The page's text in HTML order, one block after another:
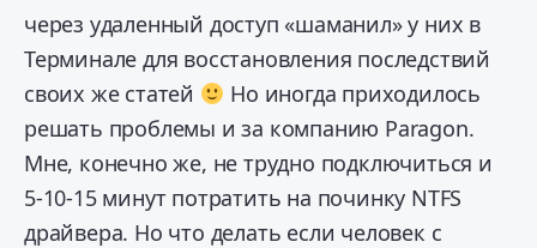
через удаленный доступ «шаманил» у них в
Терминале для восстановления последствий
своих же статей
Но иногда приходилось
решать проблемы и за компанию Paragon.
Мне, конечно же, не трудно подключиться и
5-10-15 минут потратить на починку NTFS
драйвера. Но что делать если человек с